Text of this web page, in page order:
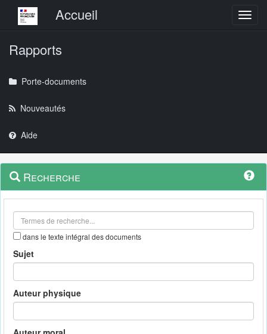
Menu principalAccueil
Rapports
Porte-documents
Nouveautés
Aide
Navigation
outils
Menu
contextuel
Recherche
dans le texte intégral des documents
Sujet
Auteur physique